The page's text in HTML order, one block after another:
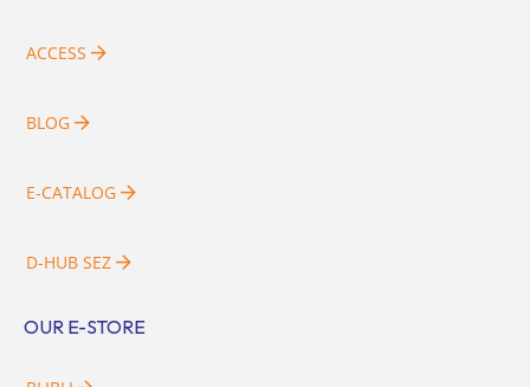
ACCESS
BLOG
E-CATALOG
D-HUB SEZ
OUR E-STORE